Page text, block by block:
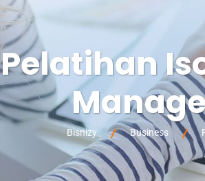
Pelatihan
Bisnizy Business